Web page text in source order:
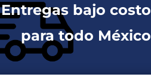
Entregas bajo costo
para todo México